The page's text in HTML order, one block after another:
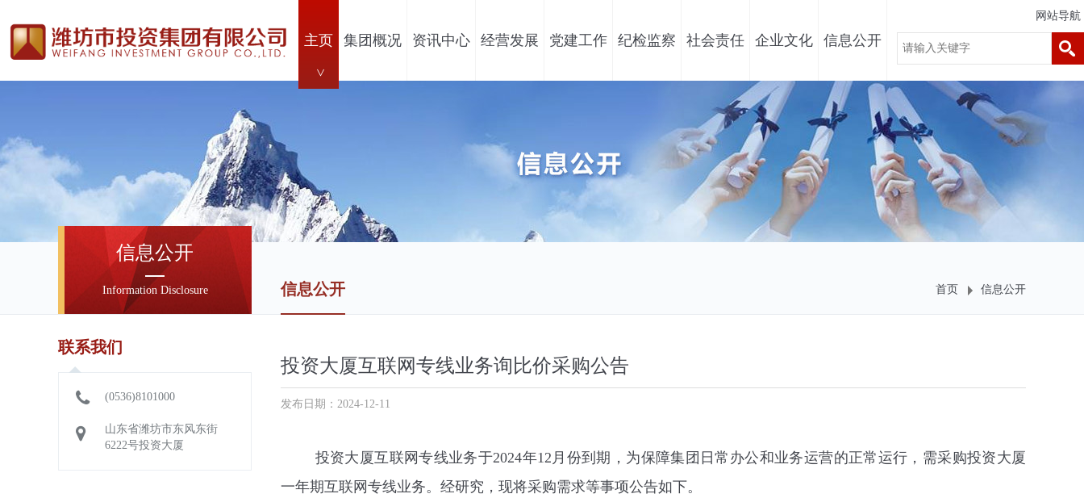
主页 集团概况 资讯中心 经营发展 党建工作 纪检监察 社会责任 企业文化 信息公开
网站导航
信息公开 首页 信息公开
投资大厦互联网专线业务询比价采购公告
发布日期：2024-12-11
投资大厦互联网专线业务于2024年12 月份到期，为保障集团日常办公和业务运营的正常运行， 需采购投资大厦
一年期互联网专线业务。经研究，现将采购需求等事项公告如下。
信息公开
Information Disclosure
联系我们
(0536)8101000
山东省潍坊市东风东街
6222号投资大厦